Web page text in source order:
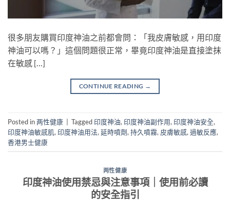
很多朋友購買印度神油之前都會問：「我皮膚敏感，用印度
神油可以嗎？」這個問題很正常，畢竟印度神油是直接塗抹
在敏感 […]
CONTINUE READING →
Posted in两性健康 | Tagged 印度神油, 印度神油副作用, 印度神油安全,
印度神油敏感肌, 印度神油用法, 延時噴劑, 持久噴霧, 皮膚敏感, 過敏反應,
香港男士健康
两性健康
印度神油使用禁忌與注意事項｜使用前必讀
的安全指引